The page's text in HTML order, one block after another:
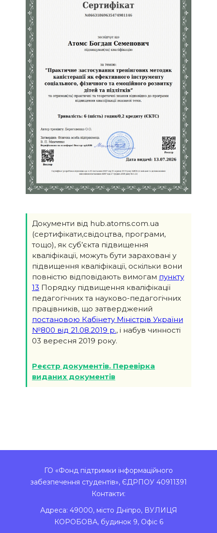
Документи від hub.atoms.com.ua
(сертифікати,свідоцтва, програми,
тощо), як суб’єкта підвищення
кваліфікації, можуть бути зараховані у
підвищення кваліфікації, оскільки вони
повністю відповідають вимогам пункту
13 Порядку підвищення кваліфікації
педагогічних та науково-педагогічних
працівників, що затверджений
постановою Кабінету Міністрів України
№800 від 21.08.2019 р., і набув чинності
03 вересня 2019 року.
Реєстр документів. Перевірка
виданих документів
ГО «Фонд підтримки інформаційного
забезпечення студентів», ЄДРПОУ 40911391
Контакти:
Адреса: 49000, місто Дніпро, ВУЛИЦЯ
КОРОБОВА, будинок 9, Офіс 6